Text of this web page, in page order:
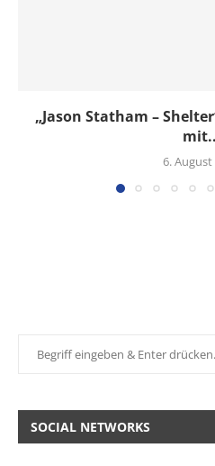
„Jason Statham –
6. August
SOCIAL NETWORKS